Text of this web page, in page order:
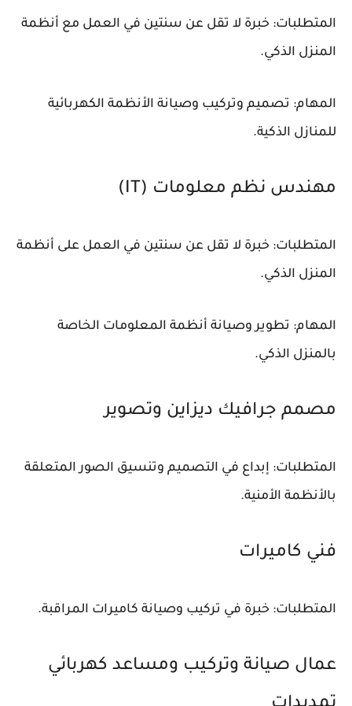
المتطلبات: خبرة لا تقل عن سنتين في العمل مع أنظمة
المنزل الذكي.
المهام: تصميم وتركيب وصيانة الأنظمة الكهربائية
للمنازل الذكية.
مهندس نظم معلومات (IT)
المتطلبات: خبرة لا تقل عن سنتين في العمل على أنظمة
المنزل الذكي.
المهام: تطوير وصيانة أنظمة المعلومات الخاصة
بالمنزل الذكي.
مصمم جرافيك ديزاين وتصوير
المتطلبات: إبداع في التصميم وتنسيق الصور المتعلقة
بالأنظمة الأمنية.
فني كاميرات
المتطلبات: خبرة في تركيب وصيانة كاميرات المراقبة.
عمال صيانة وتركيب ومساعد كهربائي